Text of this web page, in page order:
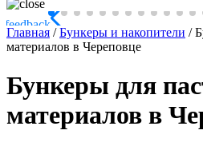
Главная /Бункеры и накопители /
материалов в Череповце
Бункеры для
материалов в